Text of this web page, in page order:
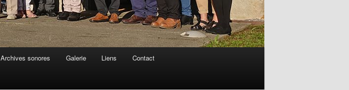
Archives sonores Galerie Liens Contact